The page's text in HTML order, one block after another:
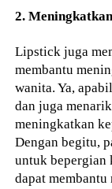
2.
Lipstick juga
membantu
wanita. Ya,
dan juga
meningkatkan
Dengan begitu,
untuk bepergian
dapat